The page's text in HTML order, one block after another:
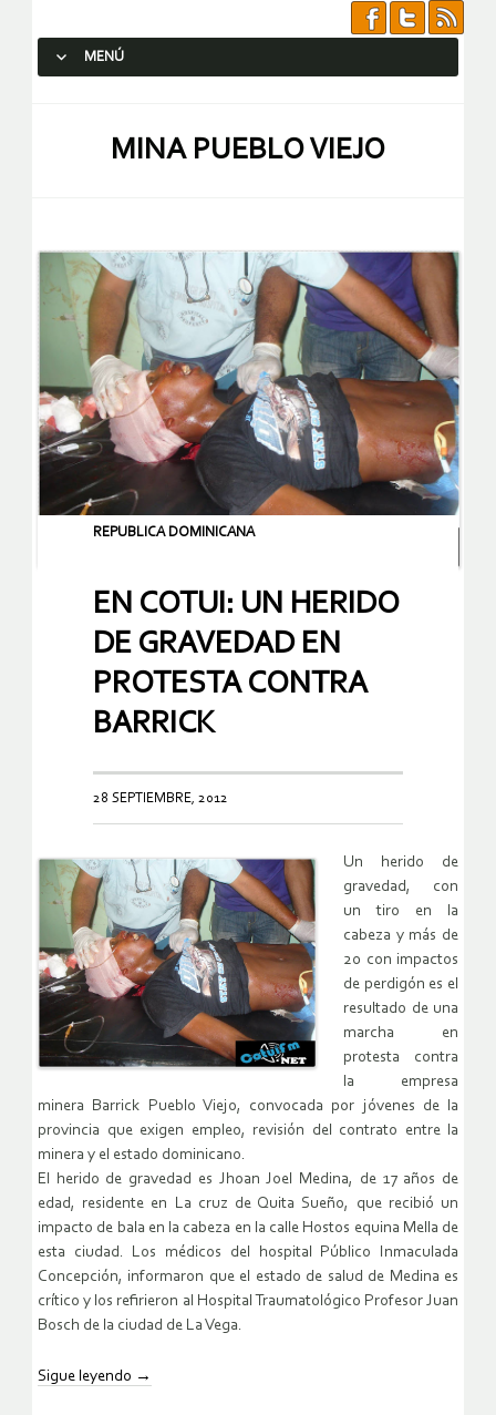
MENÚ
MINA PUEBLO VIEJO
REPUBLICA DOMINICANA
EN COTUI: UN HERIDO
DE GRAVEDAD EN
PROTESTA CONTRA
BARRICK
28 SEPTIEMBRE, 2012
Un herido de
gravedad, con
un tiro en la
cabeza y más de
20 con impactos
de perdigón es el
resultado de una
marcha en
protesta contra
la empresa
minera Barrick Pueblo Viejo, convocada por jóvenes de la
provincia que exigen empleo, revisión del contrato entre la
minera y el estado dominicano.
El herido de gravedad es Jhoan Joel Medina, de 17 años de
edad, residente en La cruz de Quita Sueño, que recibió un
impacto de bala en la cabeza en la calle Hostos equina Mella de
esta ciudad. Los médicos del hospital Público Inmaculada
Concepción, informaron que el estado de salud de Medina es
crítico y los refirieron al Hospital Traumatológico Profesor Juan
Bosch de la ciudad de La Vega.
Sigue leyendo →